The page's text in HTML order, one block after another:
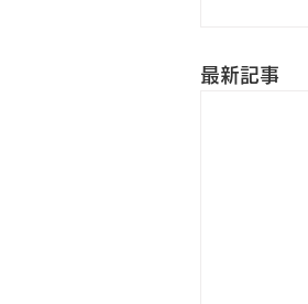
最新記事